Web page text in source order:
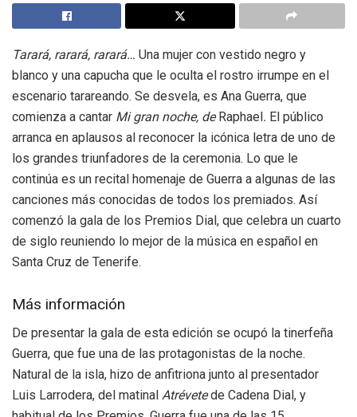
Tarará, rarará, rarará… Una mujer con vestido negro y
blanco y una capucha que le oculta el rostro irrumpe en el
escenario tarareando. Se desvela, es Ana Guerra, que
comienza a cantar Mi gran noche, de Raphael . El público
arranca en aplausos al reconocer la icónica letra de uno de
los grandes triunfadores de la ceremonia. Lo que le
continúa es un recital homenaje de Guerra a algunas de las
canciones más conocidas de todos los premiados. Así
comenzó la gala de los Premios Dial, que celebra un cuarto
de siglo reuniendo lo mejor de la música en español en
Santa Cruz de Tenerife.
Más información
De presentar la gala de esta edición se ocupó la tinerfeña
Guerra, que fue una de las protagonistas de la noche.
Natural de la isla, hizo de anfitriona junto al presentador
Luis Larrodera, del matinal Atrévetede Cadena Dial, y